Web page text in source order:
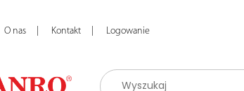
O nas Kontakt Logowanie